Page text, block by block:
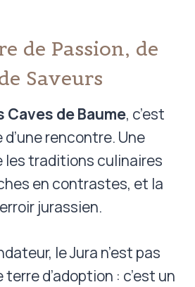
de Passion, de
Saveurs
Caves de Baume, c’est
rencontre. Une
les traditions culinaires
en contrastes, et la
jurassien.
le Jura n’est pas
d’adoption : c’est un